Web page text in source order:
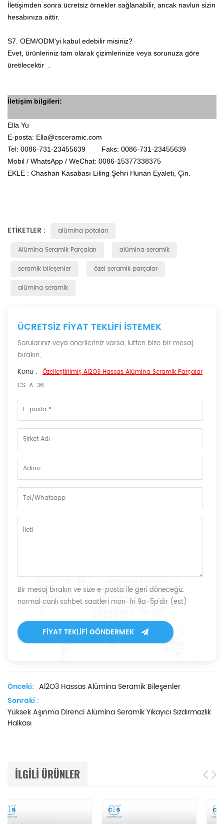
İletişimden sonra ücretsiz örnekler sağlanabilir, ancak navlun sizin
hesabınıza aittir.
S7. OEM/ODM'yi kabul edebilir misiniz?
Evet, ürünleriniz tam olarak çizimlerinize veya sorunuza göre
üretilecektir .
İletişim bilgileri:
Ella Yu
E-posta: Ella@csceramic.com
Tel: 0086-731-23455639
Faks: 0086-731-23455639
Mobil / WhatsApp / WeChat: 0086-15377338375
EKLE : Chashan Kasabası Liling Şehri Hunan Eyaleti, Çin.
ETIKETLER :
alümina potaları
Alümina Seramik Parçaları
alümina seramik
seramik bileşenler
özel seramik parçalar
alümina seramik
ÜCRETSIZ FIYAT TEKLIFI ISTEMEK
Sorularınız veya önerileriniz varsa, lütfen bize bir mesaj
bırakın,
Konu : Özelleştirilmiş Al2O3 Hassas Alümina Seramik Parçalar
CS-A-36
Bir mesaj bırakın ve size e-posta ile geri döneceğiz.
normal canlı sohbet saatleri mon-fri 9a-5p'dir (est)
FIYAT TEKLIFI GÖNDERMEK
Önceki: Al2O3 Hassas Alümina Seramik Bileşenler
Sonraki :
Yüksek Aşınma Direnci Alümina Seramik Yıkayıcı Sızdırmazlık
Halkası
ILGILI ÜRÜNLER